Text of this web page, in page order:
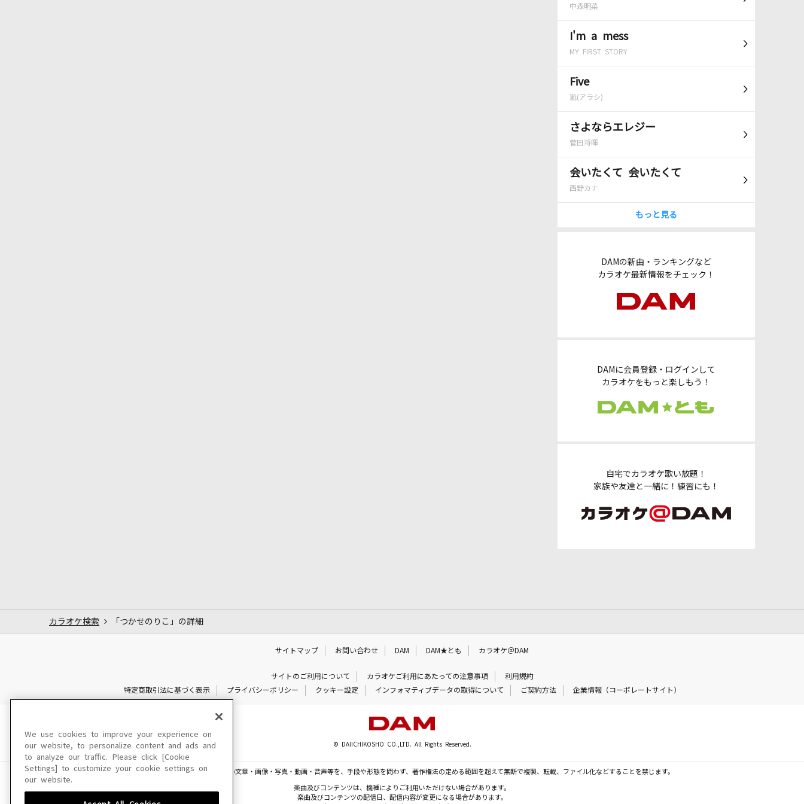
中森明菜
I'm a mess
MY FIRST STORY
Five
嵐(アラシ)
さよならエレジー
菅田将暉
会いたくて 会いたくて
西野カナ
もっと見る
DAMの新曲・ランキングなど
カラオケ最新情報をチェック！
DAMに会員登録・ログインして
カラオケをもっと楽しもう！
自宅でカラオケ歌い放題！
家族や友達と一緒に！練習にも！
カラオケ検索 「つかせのりこ」の詳細
サイトマップ お問い合わせ DAM DAM★とも カラオケ＠DAM
サイトのご利用について カラオケご利用にあたっての注意事項
利用規約
特定商取引法に基づく表示
プライバシーポリシー クッキー設定 インフォマティブデータの取得について ご契約方法 企業情報（コーポレートサイト）
© DAIICHIKOSHO CO.,LTD. All Rights Reserved.
このサイトに掲載されている一切の文章・画像・写真・動画・音声等を、手段や形態を問わず、著作権法の定める範囲を超えて無断で複製、転載、ファイル化などすることを禁じます。
楽曲及びコンテンツは、機種によりご利用いただけない場合があります。
楽曲及びコンテンツの配信日、配信内容が変更になる場合があります。
We use cookies to improve your experience on
our website, to personalize content and ads and
to analyze our traffic. Please click [Cookie
Settings] to customize your cookie settings on
our website.